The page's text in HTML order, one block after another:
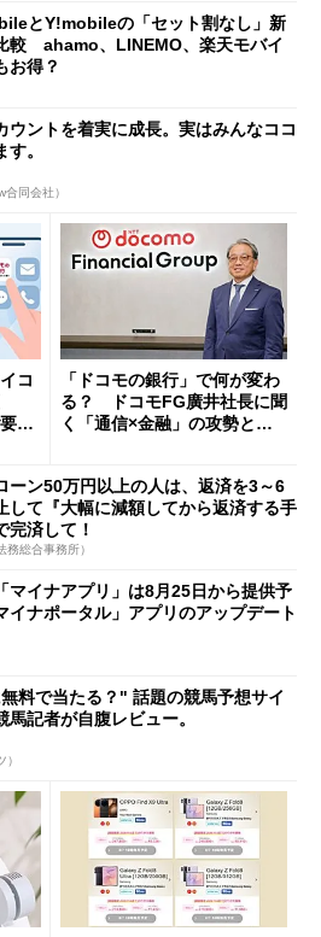
とY!mobileの「セット割なし」新
較 ahamo、LINEMO、楽天モバイ
お得？
ウントを着実に成長。実はみんなココ
。
同会社）
コ
望
「ドコモの銀行」で何が変わ
る？ ドコモFG廣井社長に聞
く「通信×金融」の攻勢とグ
ーン50万円以上の人は、返済を3～6
して『大幅に減額してから返済する手
完済して！
務総合事務所）
マイナアプリ」は8月25日から提供予
ナポータル」アプリのアップデート
料で当たる？" 話題の競馬予想サイ
馬記者が自腹レビュー。